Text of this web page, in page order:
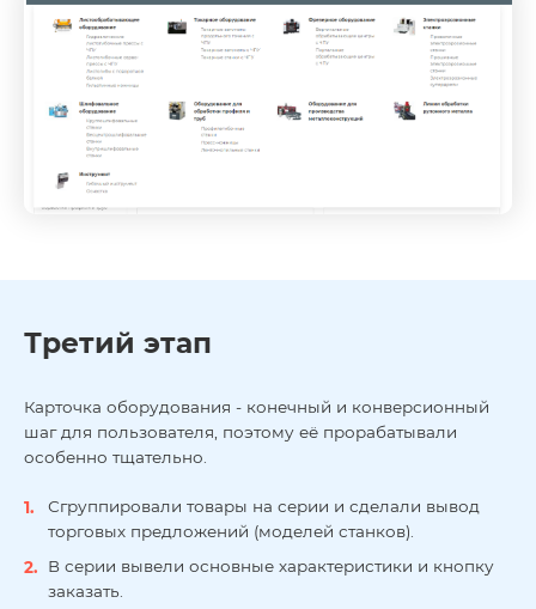
Третий этап
Карточка оборудования - конечный и конверсионный
шаг для пользователя, поэтому её прорабатывали
особенно тщательно.
Сгруппировали товары на серии и сделали вывод
торговых предложений (моделей станков).
В серии вывели основные характеристики и кнопку
заказать.